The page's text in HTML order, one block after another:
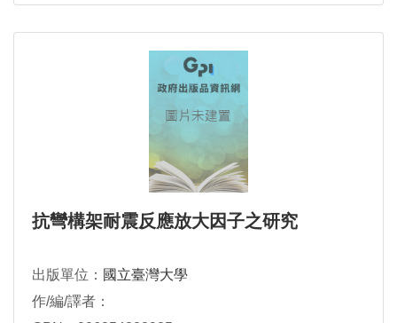
抗彎構架耐震反應放大因子之研究
出版單位： 國立臺灣大學
作/編/譯者：